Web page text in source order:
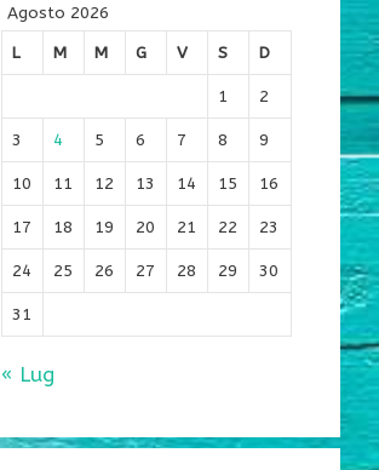
Agosto 2026
L
M M G V S D
1 2
3 4 5 6 7 8 9
10 11 12 13 14 15 16
17 18 19 20 21 22 23
24 25 26 27 28 29 30
31
« Lug